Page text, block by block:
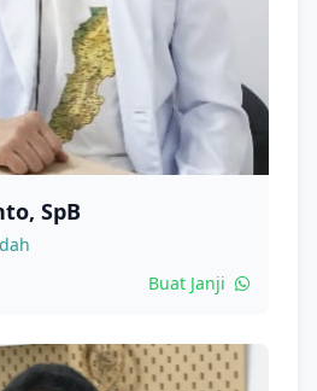
SpB
Buat Janji